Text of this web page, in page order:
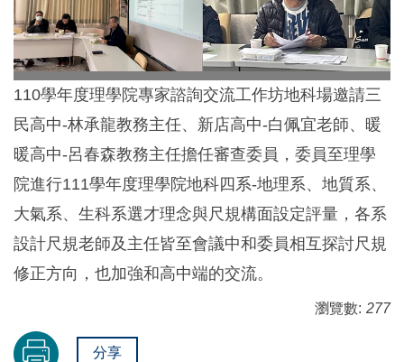
110學年度理學院專家諮詢交流工作坊地科場邀請三
民高中-林承龍教務主任、新店高中-白佩宜老師、暖
暖高中-呂春森教務主任擔任審查委員，委員至理學
院進行111學年度理學院地科四系-地理系、地質系、
大氣系、生科系選才理念與尺規構面設定評量，各系
設計尺規老師及主任皆至會議中和委員相互探討尺規
修正方向，也加強和高中端的交流。
瀏覽數: 277
分享